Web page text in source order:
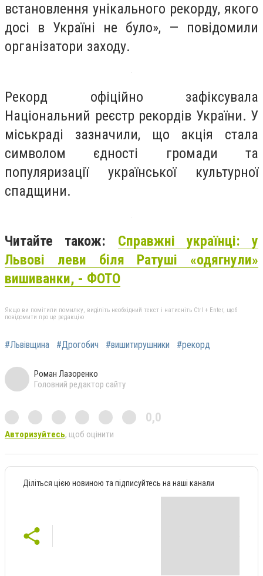
встановлення унікального рекорду, якого
досі в Україні не було», — повідомили
організатори заходу.
Рекорд офіційно зафіксувала
Національний реєстр рекордів України. У
міськраді зазначили, що акція стала
символом єдності громади та
популяризації української культурної
спадщини.
Читайте також: Справжні українці: у
Львові леви біля Ратуші «одягнули»
вишиванки, - ФОТО
Якщо ви помітили помилку, виділіть необхідний текст і натисніть Ctrl + Enter, щоб
повідомити про це редакцію
#Львівщина #Дрогобич #вишитирушники #рекорд
Роман Лазоренко
Головний редактор сайту
0,0
Авторизуйтесь, щоб оцінити
Діліться цією новиною та підписуйтесь на наші канали